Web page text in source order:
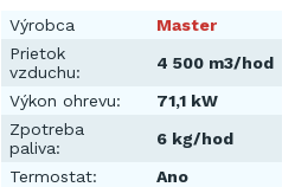
Výrobca
Master
Prietok
vzduchu:
4 500 m3/hod
Výkon ohrevu:
71,1 kW
Zpotreba
paliva:
6 kg/hod
Termostat:
Ano